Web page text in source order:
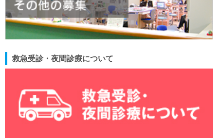
救急受診・夜間診療について